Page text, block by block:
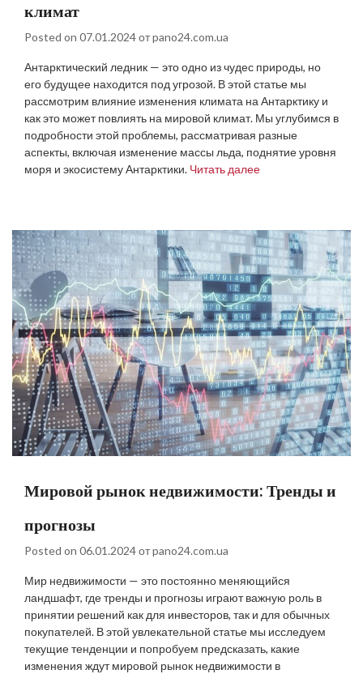
климат
Posted on 07.01.2024отpano24.com.ua
Антарктический ледник — это одно из чудес природы, но
его будущее находится под угрозой. В этой статье мы
рассмотрим влияние изменения климата на Антарктику и
как это может повлиять на мировой климат. Мы углубимся в
подробности этой проблемы, рассматривая разные
аспекты, включая изменение массы льда, поднятие уровня
моря и экосистему Антарктики. Читать далее
Мировой рынок недвижимости: Тренды и
прогнозы
Posted on 06.01.2024отpano24.com.ua
Мир недвижимости — это постоянно меняющийся
ландшафт, где тренды и прогнозы играют важную роль в
принятии решений как для инвесторов, так и для обычных
покупателей. В этой увлекательной статье мы исследуем
текущие тенденции и попробуем предсказать, какие
изменения ждут мировой рынок недвижимости в